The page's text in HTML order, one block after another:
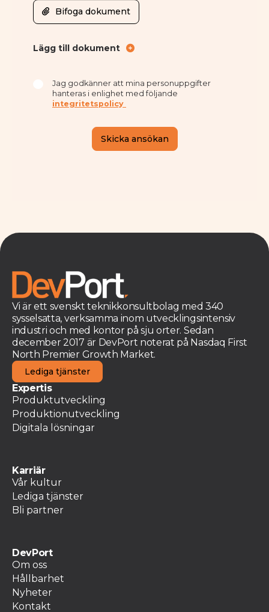
Vi är ett svenskt teknikkonsultbolag med 340
sysselsatta, verksamma inom utvecklingsintensiv
industri och med kontor på sju orter. Sedan
december 2017 är DevPort noterat på Nasdaq First
North Premier Growth Market.
Lediga tjänster
Expertis
Produktutveckling
Produktionutveckling
Digitala lösningar
Karriär
Vår kultur
Lediga tjänster
Bli partner
DevPort
Om oss
Hållbarhet
Nyheter
Kontakt